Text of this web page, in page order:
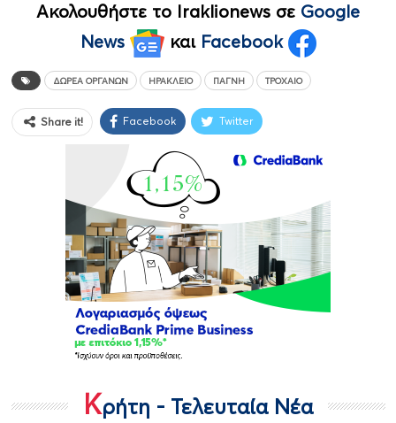
Ακολουθήστε το Iraklionews σε Google
News
και Facebook
ΔΩΡΕΆ ΟΡΓΆΝΩΝ ΗΡΆΚΛΕΙΟ ΠΑΓΝΗ ΤΡΟΧΑΊΟ
Share it! Facebook Twitter
Κρήτη - Τελευταία Νέα